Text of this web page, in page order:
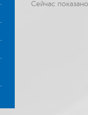
Сейчас